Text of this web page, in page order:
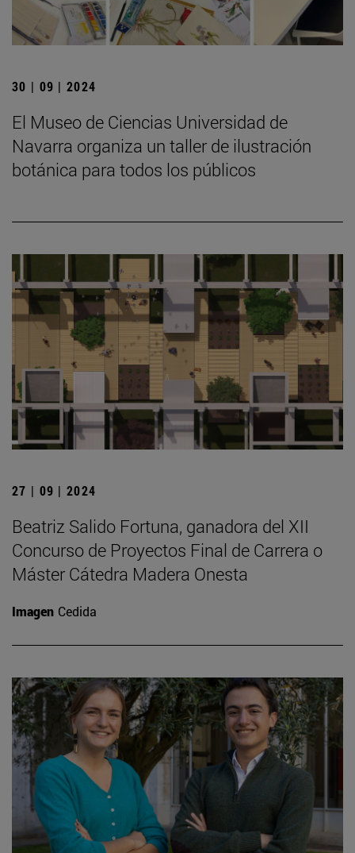
30 | 09 | 2024
El Museo de Ciencias Universidad de
Navarra organiza un taller de ilustración
botánica para todos los públicos
27 | 09 | 2024
Beatriz Salido Fortuna, ganadora del XII
Concurso de Proyectos Final de Carrera o
Máster Cátedra Madera Onesta
Imagen Cedida